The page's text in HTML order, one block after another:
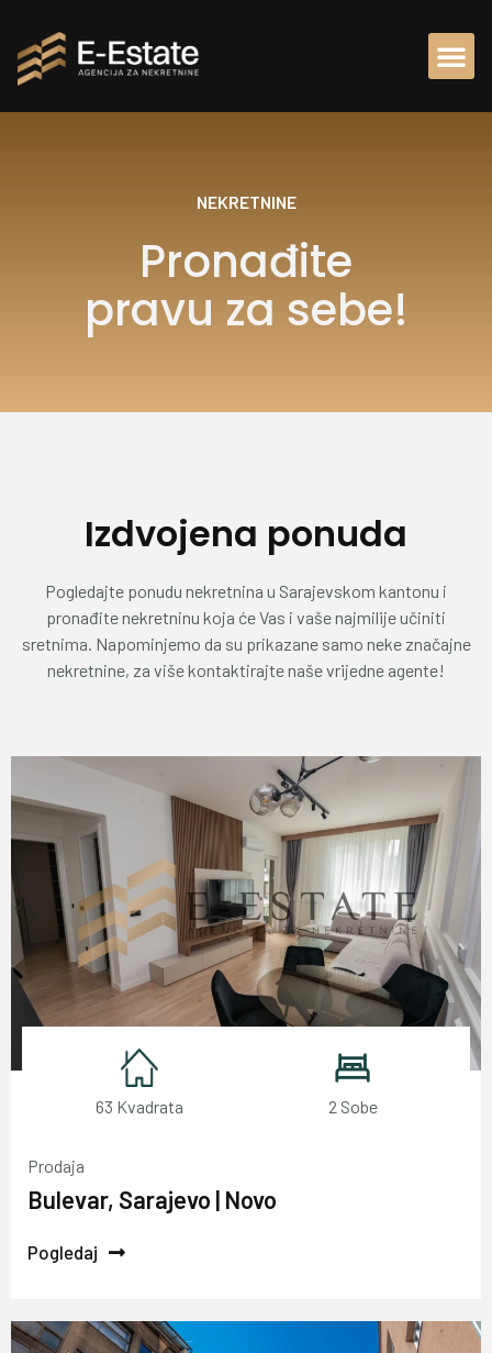
NEKRETNINE
Pronađite
pravu za sebe!
Izdvojena ponuda
Pogledajte ponudu nekretnina u Sarajevskom kantonu i
pronađite nekretninu koja će Vas i vaše najmilije učiniti
sretnima. Napominjemo da su prikazane samo neke značajne
nekretnine, za više kontaktirajte naše vrijedne agente!
63 Kvadrata 2 Sobe
Prodaja
Bulevar, Sarajevo | Novo
Pogledaj